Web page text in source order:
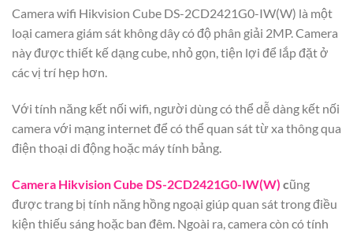
Camera wifi Hikvision Cube DS-2CD2421G0-IW(W) là một
loại camera giám sát không dây có độ phân giải 2MP. Camera
này được thiết kế dạng cube, nhỏ gọn, tiện lợi để lắp đặt ở
các vị trí hẹp hơn.
Với tính năng kết nối wifi, người dùng có thể dễ dàng kết nối
camera với mạng internet để có thể quan sát từ xa thông qua
điện thoại di động hoặc máy tính bảng.
Camera Hikvision Cube DS-2CD2421G0-IW(W) cũng
được trang bị tính năng hồng ngoại giúp quan sát trong điều
kiện thiếu sáng hoặc ban đêm. Ngoài ra, camera còn có tính